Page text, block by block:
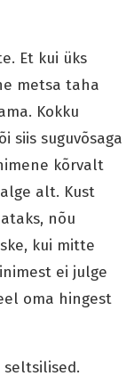
Et kui üks
metsa taha
Kokku
suguvõsaga
kõrvalt
alt. Kust
nõu
kui mitte
ei julge
oma hingest